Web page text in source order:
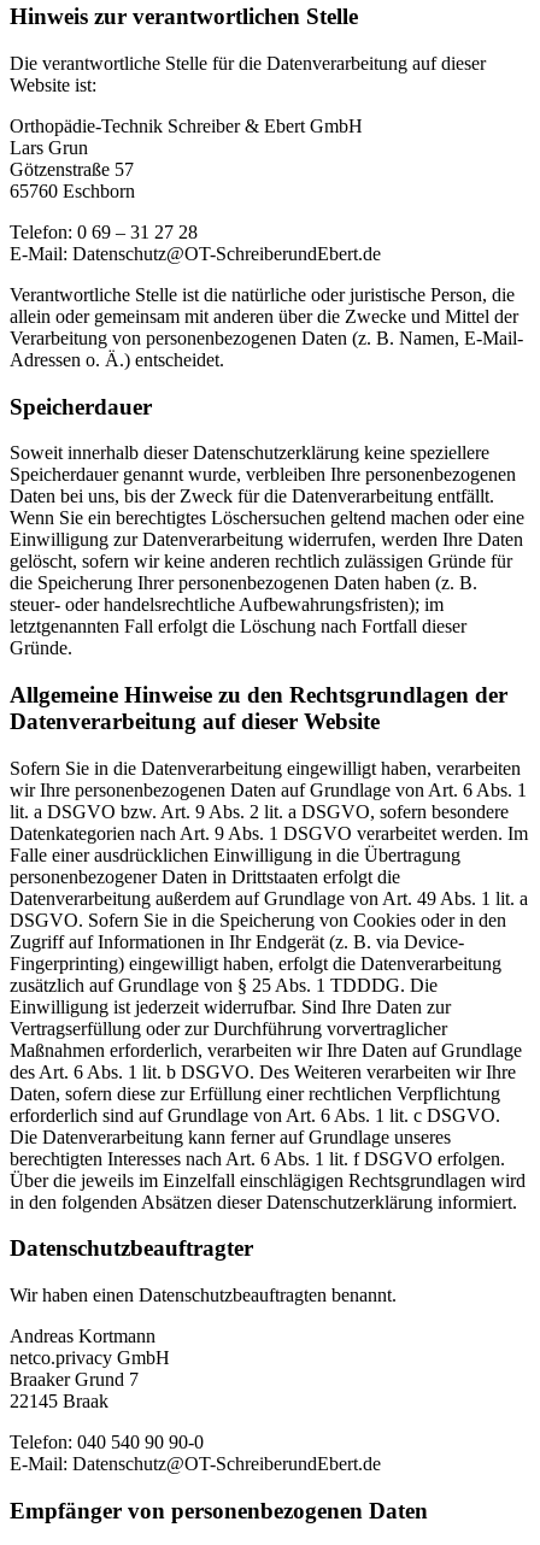
Hinweis zur verantwortlichen Stelle
Die verantwortliche Stelle für die Datenverarbeitung auf dieser
Website ist:
Orthopädie-Technik Schreiber & Ebert GmbH
Lars Grun
Götzenstraße 57
65760 Eschborn
Telefon: 0 69 – 31 27 28
E-Mail: Datenschutz@OT-SchreiberundEbert.de
Verantwortliche Stelle ist die natürliche oder juristische Person, die
allein oder gemeinsam mit anderen über die Zwecke und Mittel der
Verarbeitung von personenbezogenen Daten (z. B. Namen, E-Mail-
Adressen o. Ä.) entscheidet.
Speicherdauer
Soweit innerhalb dieser Datenschutzerklärung keine speziellere
Speicherdauer genannt wurde, verbleiben Ihre personenbezogenen
Daten bei uns, bis der Zweck für die Datenverarbeitung entfällt.
Wenn Sie ein berechtigtes Löschersuchen geltend machen oder eine
Einwilligung zur Datenverarbeitung widerrufen, werden Ihre Daten
gelöscht, sofern wir keine anderen rechtlich zulässigen Gründe für
die Speicherung Ihrer personenbezogenen Daten haben (z. B.
steuer- oder handelsrechtliche Aufbewahrungsfristen); im
letztgenannten Fall erfolgt die Löschung nach Fortfall dieser
Gründe.
Allgemeine Hinweise zu den Rechtsgrundlagen der
Datenverarbeitung auf dieser Website
Sofern Sie in die Datenverarbeitung eingewilligt haben, verarbeiten
wir Ihre personenbezogenen Daten auf Grundlage von Art. 6 Abs. 1
lit. a DSGVO bzw. Art. 9 Abs. 2 lit. a DSGVO, sofern besondere
Datenkategorien nach Art. 9 Abs. 1 DSGVO verarbeitet werden. Im
Falle einer ausdrücklichen Einwilligung in die Übertragung
personenbezogener Daten in Drittstaaten erfolgt die
Datenverarbeitung außerdem auf Grundlage von Art. 49 Abs. 1 lit. a
DSGVO. Sofern Sie in die Speicherung von Cookies oder in den
Zugriff auf Informationen in Ihr Endgerät (z. B. via Device-
Fingerprinting) eingewilligt haben, erfolgt die Datenverarbeitung
zusätzlich auf Grundlage von § 25 Abs. 1 TDDDG. Die
Einwilligung ist jederzeit widerrufbar. Sind Ihre Daten zur
Vertragserfüllung oder zur Durchführung vorvertraglicher
Maßnahmen erforderlich, verarbeiten wir Ihre Daten auf Grundlage
des Art. 6 Abs. 1 lit. b DSGVO. Des Weiteren verarbeiten wir Ihre
Daten, sofern diese zur Erfüllung einer rechtlichen Verpflichtung
erforderlich sind auf Grundlage von Art. 6 Abs. 1 lit. c DSGVO.
Die Datenverarbeitung kann ferner auf Grundlage unseres
berechtigten Interesses nach Art. 6 Abs. 1 lit. f DSGVO erfolgen.
Über die jeweils im Einzelfall einschlägigen Rechtsgrundlagen wird
in den folgenden Absätzen dieser Datenschutzerklärung informiert.
Datenschutz­beauftragter
Wir haben einen Datenschutzbeauftragten benannt.
Andreas Kortmann
netco.privacy GmbH
Braaker Grund 7
22145 Braak
Telefon: 040 540 90 90-0
E-Mail: Datenschutz@OT-SchreiberundEbert.de
Empfänger von personenbezogenen Daten